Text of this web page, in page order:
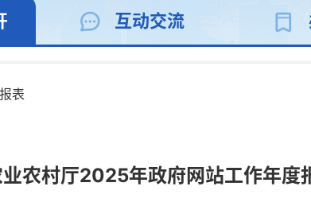
互动交流
表
农村厅2025年政府网站工作年度